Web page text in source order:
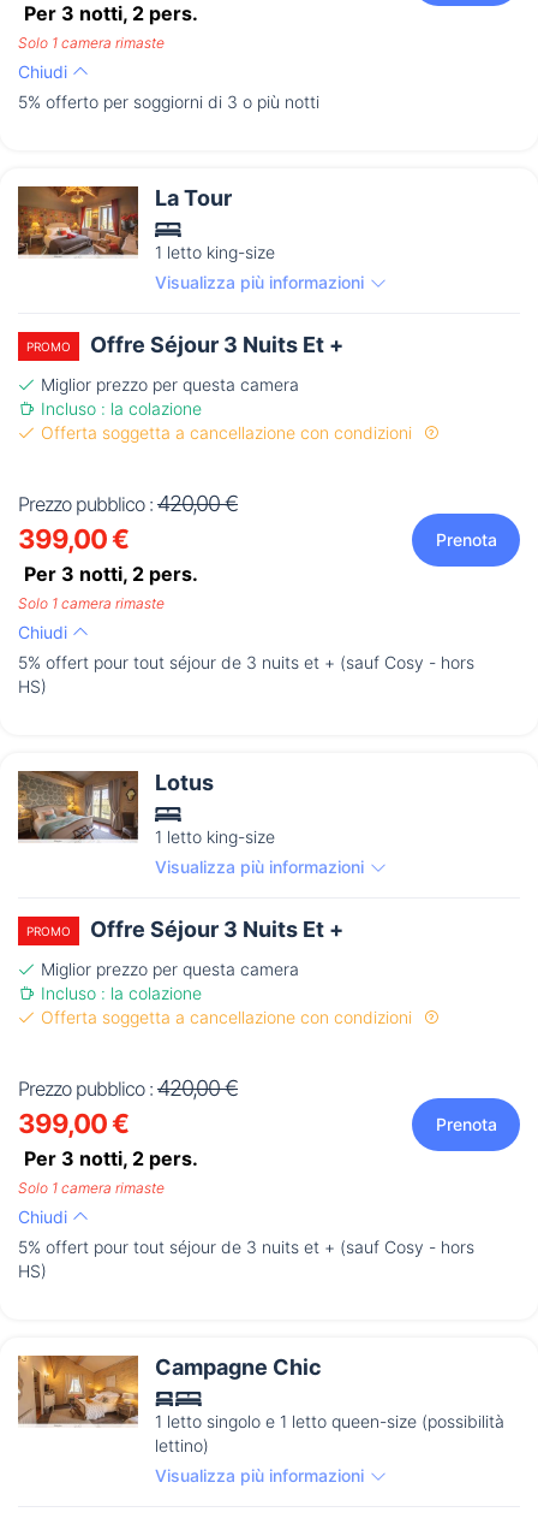
Per 3 notti, 2 pers.
Solo 1 camera rimaste
Chiudi
5% offerto per soggiorni di 3 o più notti
La Tour
1 letto king-size
Visualizza più informazioni
PROMO Offre Séjour 3 Nuits Et +
Miglior prezzo per questa camera
Incluso : la colazione
Offerta soggetta a cancellazione con condizioni
Prezzo pubblico : 420,00 €
399,00 €
Per 3 notti, 2 pers.
Prenota
Solo 1 camera rimaste
Chiudi
5% offert pour tout séjour de 3 nuits et + (sauf Cosy - hors
HS)
Lotus
1 letto king-size
Visualizza più informazioni
PROMO Offre Séjour 3 Nuits Et +
Miglior prezzo per questa camera
Incluso : la colazione
Offerta soggetta a cancellazione con condizioni
Prezzo pubblico : 420,00 €
399,00 €
Per 3 notti, 2 pers.
Prenota
Solo 1 camera rimaste
Chiudi
5% offert pour tout séjour de 3 nuits et + (sauf Cosy - hors
HS)
Campagne Chic
1 letto singolo e 1 letto queen-size (possibilità
lettino)
Visualizza più informazioni